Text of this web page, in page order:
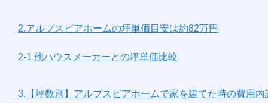
2.アルプスピアホームの坪単価目安は約82万円
2-1.他ハウスメーカーとの坪単価比較
3.【坪数別】アルプスピアホームで家を建てた時の費用内